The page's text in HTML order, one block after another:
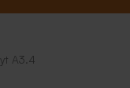
A3.4